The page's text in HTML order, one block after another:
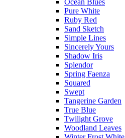
Pure White
Ruby Red
Sand Sketch
Simple Lines
Sincerely Yours
Shadow Iris
Splendor
Spring Faenza
Squared
Swept
Tangerine Garden
True Blue
Twilight Grove
Woodland Leaves